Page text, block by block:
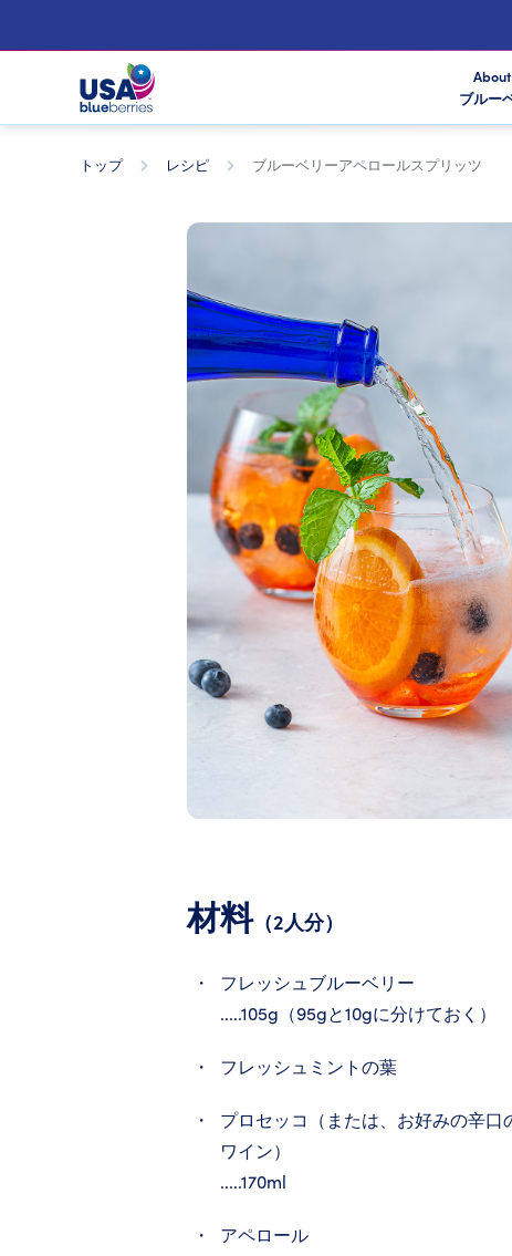
ブルー
トップ レシピ ブルーベリーアペロールスプリッツ
材料（2人分）
フレッシュブルーベリー
.....105g（95gと10gに分けておく）
フレッシュミントの葉
プロセッコ（または、お好みの辛口
ワイン）
.....170ml
アペロール